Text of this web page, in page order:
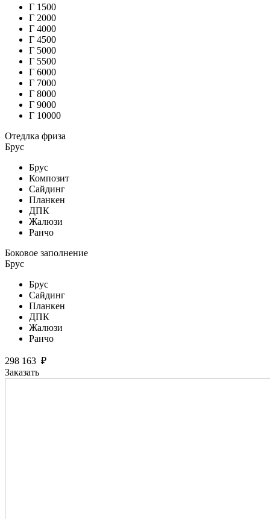
Г 1500
Г 2000
Г 4000
Г 4500
Г 5000
Г 5500
Г 6000
Г 7000
Г 8000
Г 9000
Г 10000
Отедлка фриза
Брус
Брус
Композит
Сайдинг
Планкен
ДПК
Жалюзи
Ранчо
Боковое заполнение
Брус
Брус
Сайдинг
Планкен
ДПК
Жалюзи
Ранчо
298 163 ₽
Заказать